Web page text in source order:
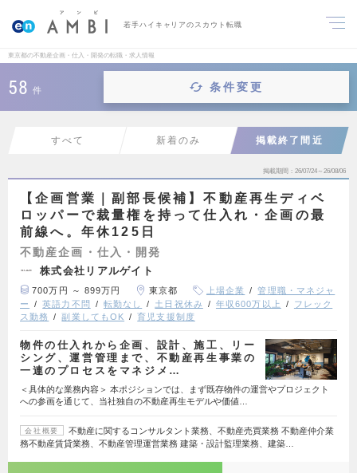
若手ハイキャリアのスカウト転職
東京都の不動産企画・仕入・開発の転職・求人情報
58 件 条件変更
すべて 新着のみ 掲載終了間近
掲載期間 26/07/24～26/08/06
【企画営業｜副部長候補】不動産再生ディベ
ロッパーで裁量権を持って仕入れ・企画の最
前線へ。年休125日
不動産企画・仕入・開発
株式会社リアルゲイト
700万円 ～ 899万円 東京都 上場企業
管理職・マネジャ
ー
英語力不問 転勤なし 土日祝休み 年収600万以上
フレック
ス勤務
副業してもOK 育児支援制度
物件の仕入れから企画、設計、施工、リー
シング、運営管理まで、不動産再生事業の
一連のプロセスをマネジメ…
＜具体的な業務内容＞ 本ポジションでは、まず既存物件の運営やプロジェクト
への参画を通じて、当社独自の不動産再生モデルや価値…
会社概要
不動産に関するコンサルタント業務、不動産売買業務 不動産仲介業
務不動産賃貸業務、不動産管理運営業務 建築・設計監理業務、建築…